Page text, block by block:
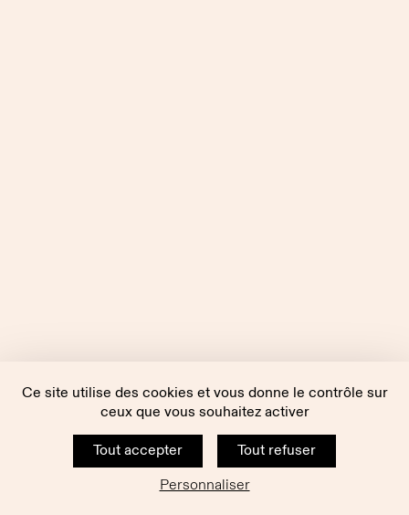
Ce site utilise des cookies et vous donne le contrôle sur
ceux que vous souhaitez activer
Tout accepter
Tout refuser
Personnaliser